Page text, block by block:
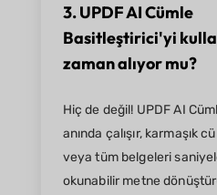
3. UPDF AI Cümle
Basitleştirici'yi
zaman alıyor mu?
Hiç de değil! UPDF AI
anında çalışır, karmaşık
veya tüm belgeleri
okunabilir metne